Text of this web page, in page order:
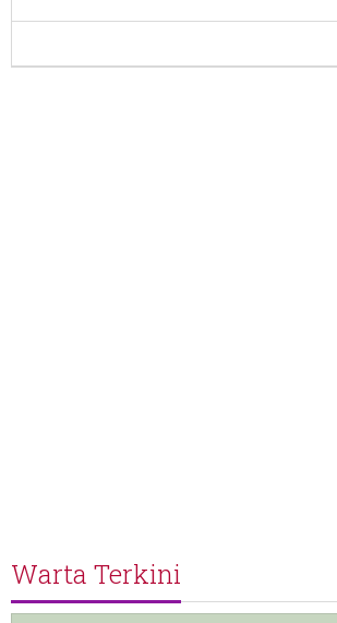
Halimah
Warta Terkini